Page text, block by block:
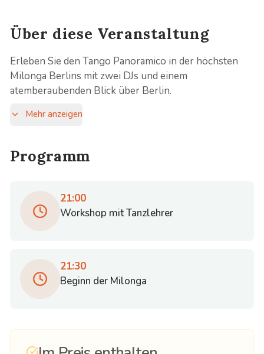
Über diese Veranstaltung
Erleben Sie den Tango Panoramico in der höchsten
Milonga Berlins mit zwei DJs und einem
atemberaubenden Blick über Berlin.
Mehr anzeigen
Programm
21:00
Workshop mit Tanzlehrer
21:30
Beginn der Milonga